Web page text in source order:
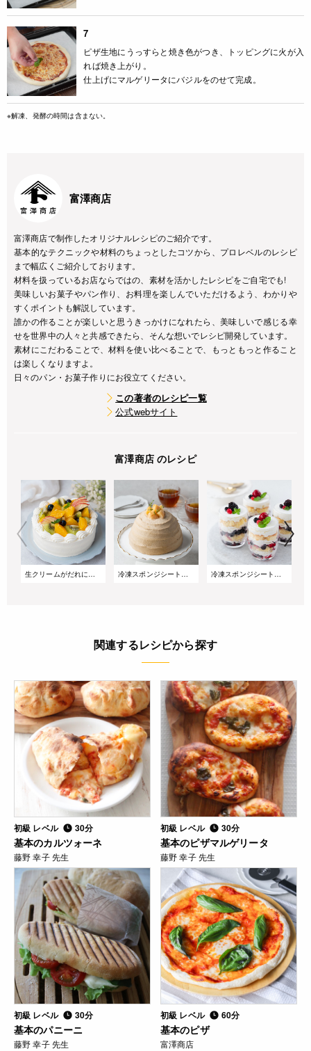
7
ピザ生地にうっすらと焼き色がつき、トッピングに火が入
れば焼き上がり。
仕上げにマルゲリータにバジルをのせて完成。
※解凍、発酵の時間は含まない。
富澤商店
富澤商店で制作したオリジナルレシピのご紹介です。
基本的なテクニックや材料のちょっとしたコツから、プロレベルのレシピ
まで幅広くご紹介しております。
材料を扱っているお店ならではの、素材を活かしたレシピをご自宅でも!
美味しいお菓子やパン作り、お料理を楽しんでいただけるよう、わかりや
すくポイントも解説しています。
誰かの作ることが楽しいと思うきっかけになれたら、美味しいで感じる幸
せを世界中の人々と共感できたら、そんな想いでレシピ開発しています。
素材にこだわることで、材料を使い比べることで、もっともっと作ること
は楽しくなりますよ。
日々のパン・お菓子作りにお役立てください。
この著者のレシピ一覧
公式webサイト
富澤商店 のレシピ
生クリームがだれにくい!サマーショートケーキ 冷凍スポンジシートで簡単!桃とアールグレイのズコットケーキ 冷凍スポンジシートで簡単!重ねるだけのベリーグラスケーキ
関連するレシピから探す
初級 レベル 30分
基本のカルツォーネ
藤野 幸子 先生
初級 レベル 30分
基本のピザマルゲリータ
藤野 幸子 先生
初級 レベル 30分
基本のパニーニ
藤野 幸子 先生
初級 レベル 60分
基本のピザ
富澤商店